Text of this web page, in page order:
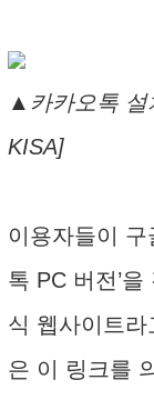
▲카카오톡 설
KISA]
이용자들이 구
톡 PC 버전’
식 웹사이트
은 이 링크를